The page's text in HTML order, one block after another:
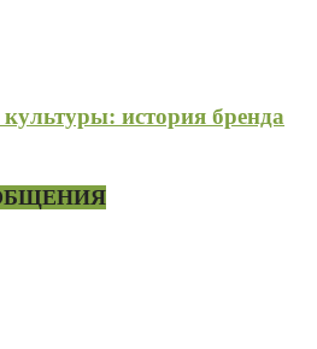
история бренда